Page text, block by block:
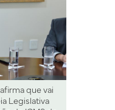
que vai
Legislativa